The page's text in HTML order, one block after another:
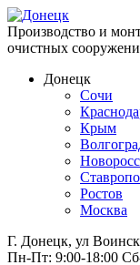
Производство и
очистных
Донецк
Сочи
Крым
Ростов
Москва
Г. Донецк, ул
Пн-Пт: 9:00-18:00